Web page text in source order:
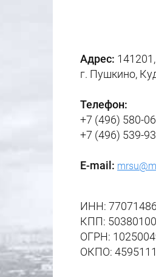
Адрес:
г. Пушкино,
Телефон:
+7 (496) 580-
+7 (496) 539-
E-mail:
ИНН:
КПП:
ОГРН:
ОКПО: